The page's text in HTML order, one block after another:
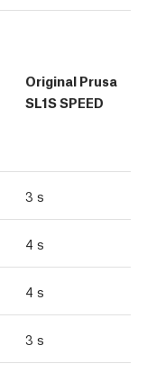
Original Prusa
SL1S SPEED
3 s
4 s
4 s
3 s